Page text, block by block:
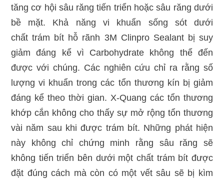
tăng cơ hội sâu răng tiến triển hoặc sâu răng dưới
bề mặt. Khả năng vi khuẩn sống sót dưới
chất trám bít hỗ rãnh 3M Clinpro Sealant bị suy
giảm đáng kể vì Carbohydrate không thể đến
được với chúng. Các nghiên cứu chỉ ra rằng số
lượng vi khuẩn trong các tổn thương kín bị giảm
đáng kể theo thời gian. X-Quang các tổn thương
khớp cắn không cho thấy sự mở rộng tổn thương
vài năm sau khi được trám bít. Những phát hiện
này không chỉ chứng minh rằng sâu răng sẽ
không tiến triển bên dưới một chất trám bít được
đặt đúng cách mà còn có một vết sâu sẽ bị kìm